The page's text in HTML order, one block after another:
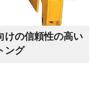
けの信頼性の高い
ング